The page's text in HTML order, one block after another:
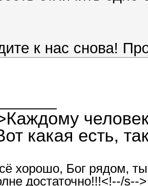
к нас снова!
какая есть,
хорошо, Бог рядом,
достаточно!!!<!--/s-->